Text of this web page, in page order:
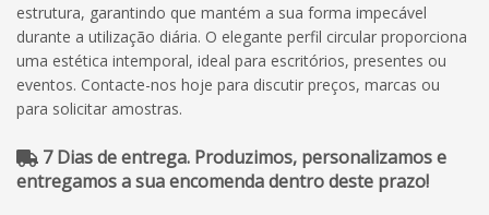
estrutura, garantindo que mantém a sua forma impecável
durante a utilização diária. O elegante perfil circular proporciona
uma estética intemporal, ideal para escritórios, presentes ou
eventos. Contacte-nos hoje para discutir preços, marcas ou
para solicitar amostras.
7 Dias de entrega. Produzimos, personalizamos e
entregamos a sua encomenda dentro deste prazo!